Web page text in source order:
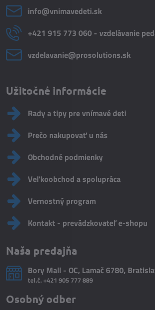
info​@vnimavedeti​.sk
+421 915 773 060 - vzdelávanie
vzdelavanie​@prosolutions​.sk
Užitočné informácie
Rady a tipy pre vnímavé deti
Prečo nakupovať u nás
Obchodné podmienky
Veľkoobchod a spolupráca
Vernostný program
Kontakt - prevádzkovateľ e-shopu
Naša predajňa
Bory Mall - OC, Lamač 6780,
tel.č.+421 905 777 889
Osobný odber